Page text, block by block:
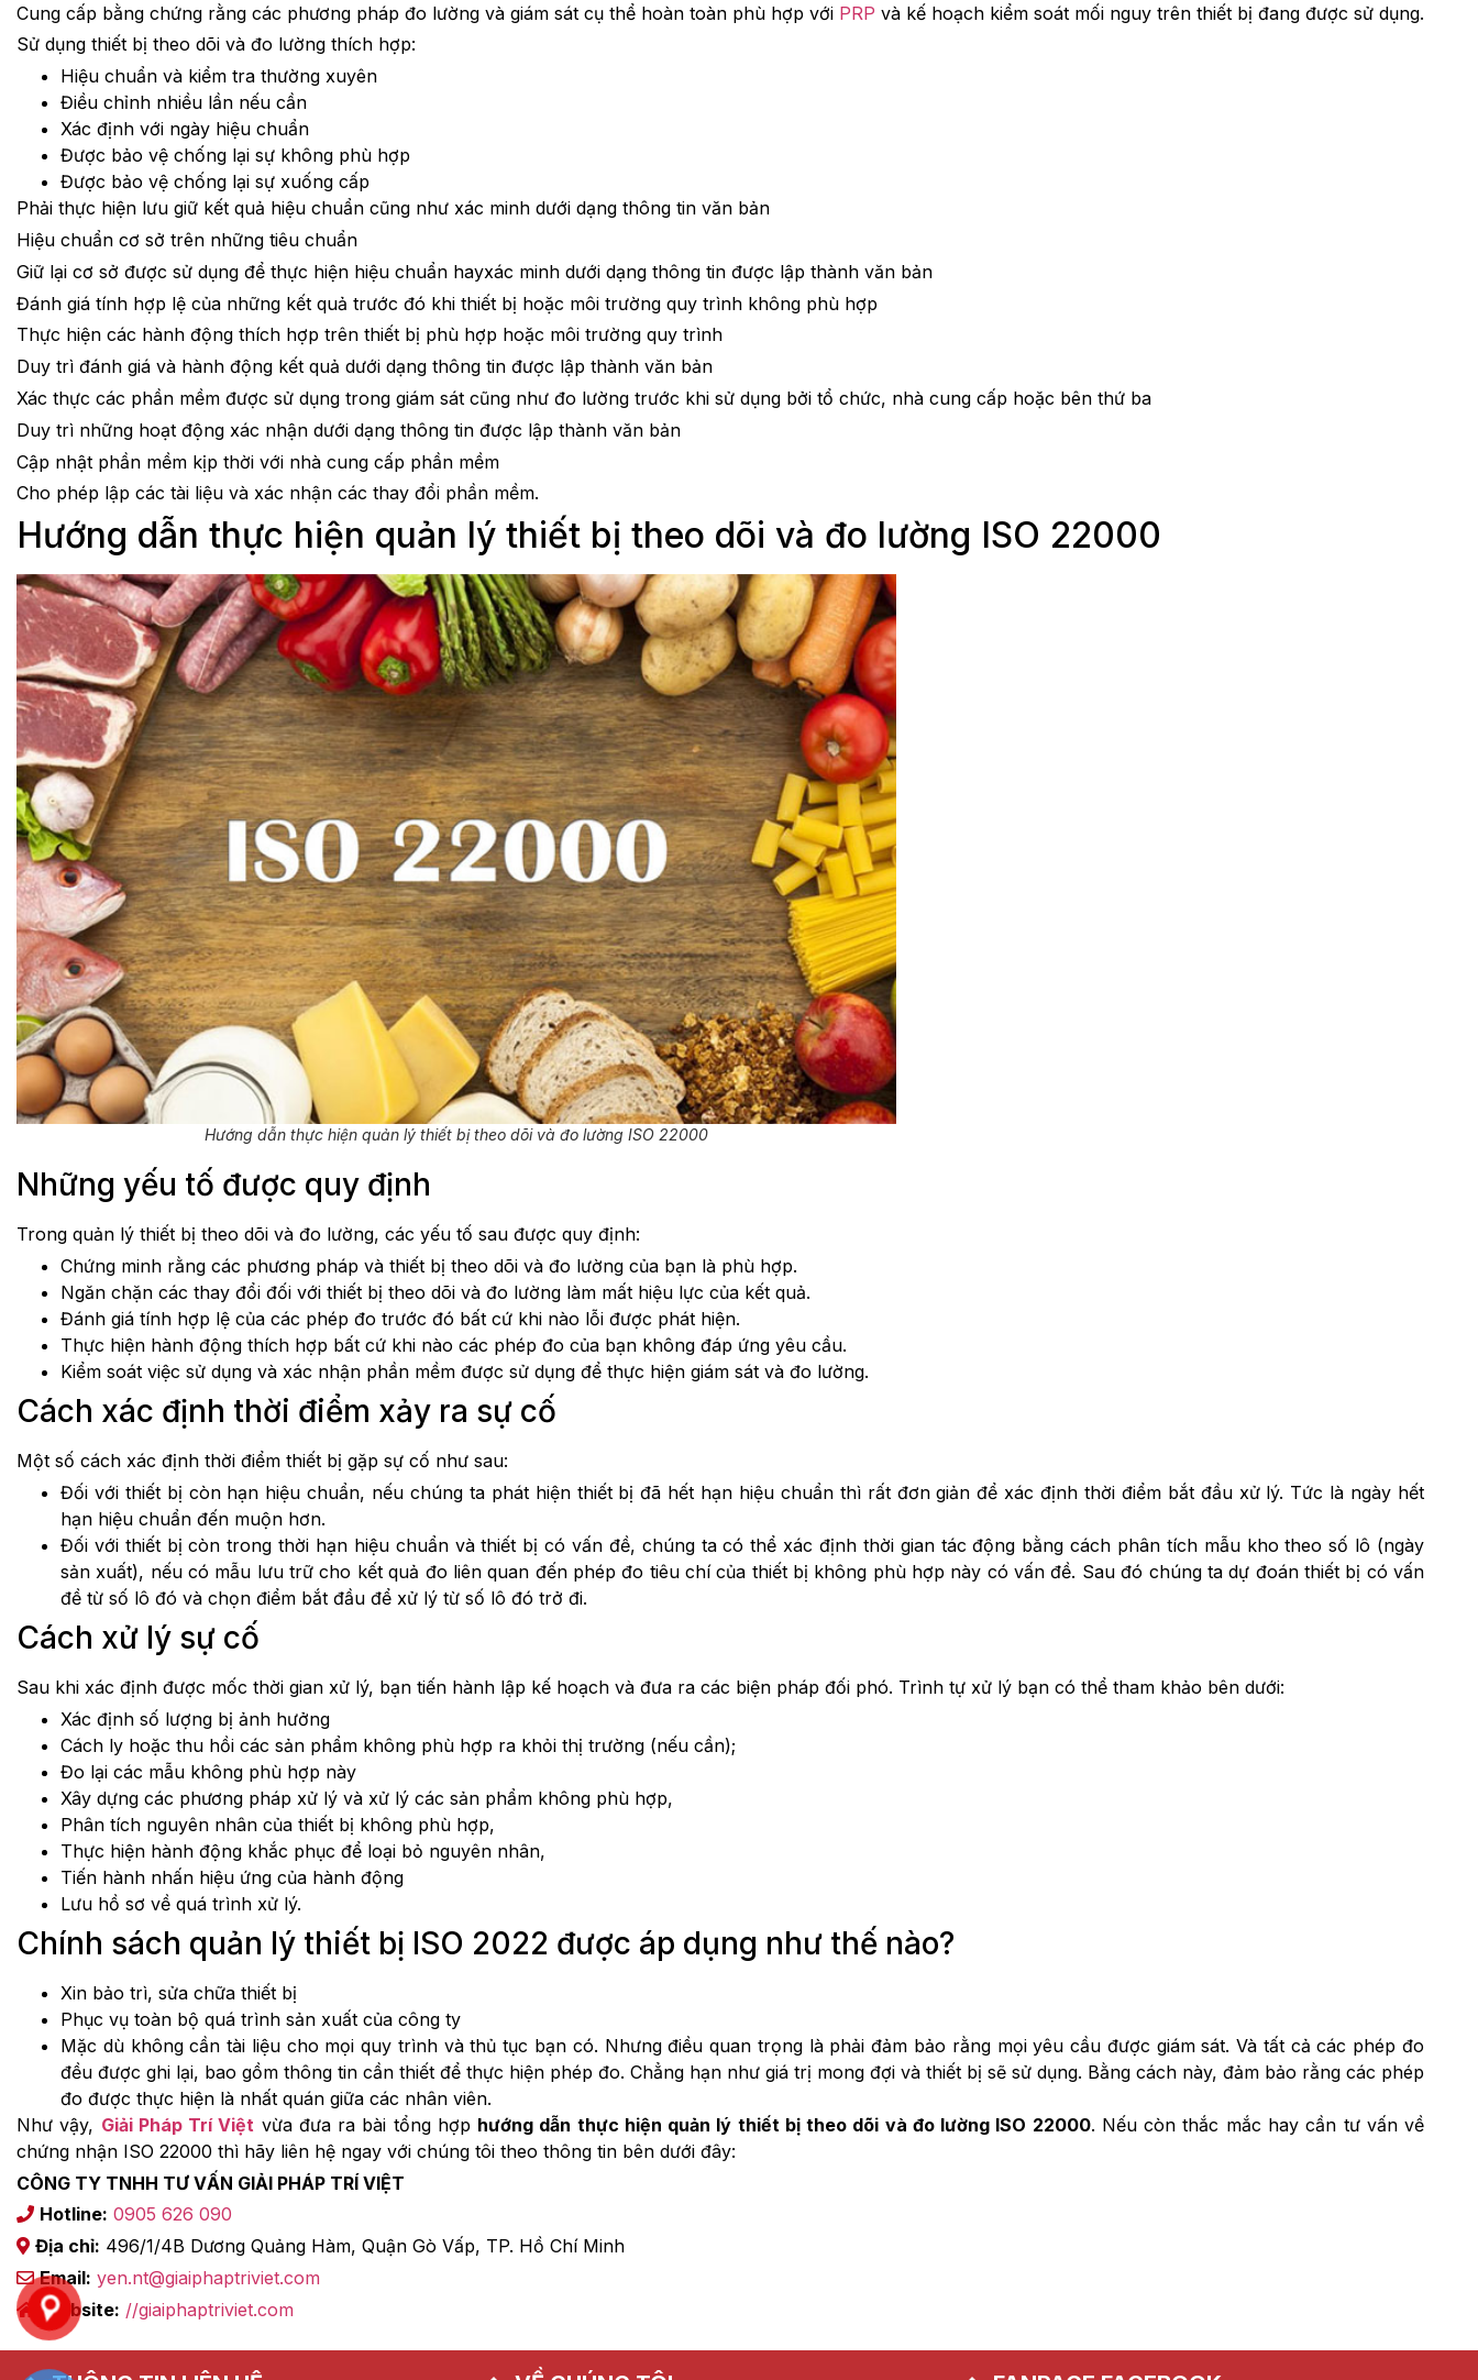
Cung cấp bằng chứng rằng các phương pháp đo lường và giám sát cụ thể hoàn toàn phù hợp với PRP và kế hoạch kiểm soát mối nguy trên thiết bị đang được sử dụng.
Sử dụng thiết bị theo dõi và đo lường thích hợp:
Hiệu chuẩn và kiểm tra thường xuyên
Điều chỉnh nhiều lần nếu cần
Xác định với ngày hiệu chuẩn
Được bảo vệ chống lại sự không phù hợp
Được bảo vệ chống lại sự xuống cấp
Phải thực hiện lưu giữ kết quả hiệu chuẩn cũng như xác minh dưới dạng thông tin văn bản
Hiệu chuẩn cơ sở trên những tiêu chuẩn
Giữ lại cơ sở được sử dụng để thực hiện hiệu chuẩn hayxác minh dưới dạng thông tin được lập thành văn bản
Đánh giá tính hợp lệ của những kết quả trước đó khi thiết bị hoặc môi trường quy trình không phù hợp
Thực hiện các hành động thích hợp trên thiết bị phù hợp hoặc môi trường quy trình
Duy trì đánh giá và hành động kết quả dưới dạng thông tin được lập thành văn bản
Xác thực các phần mềm được sử dụng trong giám sát cũng như đo lường trước khi sử dụng bởi tổ chức, nhà cung cấp hoặc bên thứ ba
Duy trì những hoạt động xác nhận dưới dạng thông tin được lập thành văn bản
Cập nhật phần mềm kịp thời với nhà cung cấp phần mềm
Cho phép lập các tài liệu và xác nhận các thay đổi phần mềm.
Hướng dẫn thực hiện quản lý thiết bị theo dõi và đo lường ISO 22000
Hướng dẫn thực hiện quản lý thiết bị theo dõi và đo lường ISO 22000
Những yếu tố được quy định
Trong quản lý thiết bị theo dõi và đo lường, các yếu tố sau được quy định:
Chứng minh rằng các phương pháp và thiết bị theo dõi và đo lường của bạn là phù hợp.
Ngăn chặn các thay đổi đối với thiết bị theo dõi và đo lường làm mất hiệu lực của kết quả.
Đánh giá tính hợp lệ của các phép đo trước đó bất cứ khi nào lỗi được phát hiện.
Thực hiện hành động thích hợp bất cứ khi nào các phép đo của bạn không đáp ứng yêu cầu.
Kiểm soát việc sử dụng và xác nhận phần mềm được sử dụng để thực hiện giám sát và đo lường.
Cách xác định thời điểm xảy ra sự cố
Một số cách xác định thời điểm thiết bị gặp sự cố như sau:
Đối với thiết bị còn hạn hiệu chuẩn, nếu chúng ta phát hiện thiết bị đã hết hạn hiệu chuẩn thì rất đơn giản để xác định thời điểm bắt đầu xử lý. Tức là ngày hết
hạn hiệu chuẩn đến muộn hơn.
Đối với thiết bị còn trong thời hạn hiệu chuẩn và thiết bị có vấn đề, chúng ta có thể xác định thời gian tác động bằng cách phân tích mẫu kho theo số lô (ngày
sản xuất), nếu có mẫu lưu trữ cho kết quả đo liên quan đến phép đo tiêu chí của thiết bị không phù hợp này có vấn đề. Sau đó chúng ta dự đoán thiết bị có vấn
đề từ số lô đó và chọn điểm bắt đầu để xử lý từ số lô đó trở đi.
Cách xử lý sự cố
Sau khi xác định được mốc thời gian xử lý, bạn tiến hành lập kế hoạch và đưa ra các biện pháp đối phó. Trình tự xử lý bạn có thể tham khảo bên dưới:
Xác định số lượng bị ảnh hưởng
Cách ly hoặc thu hồi các sản phẩm không phù hợp ra khỏi thị trường (nếu cần);
Đo lại các mẫu không phù hợp này
Xây dựng các phương pháp xử lý và xử lý các sản phẩm không phù hợp,
Phân tích nguyên nhân của thiết bị không phù hợp,
Thực hiện hành động khắc phục để loại bỏ nguyên nhân,
Tiến hành nhấn hiệu ứng của hành động
Lưu hồ sơ về quá trình xử lý.
Chính sách quản lý thiết bị ISO 2022 được áp dụng như thế nào?
Xin bảo trì, sửa chữa thiết bị
Phục vụ toàn bộ quá trình sản xuất của công ty
Mặc dù không cần tài liệu cho mọi quy trình và thủ tục bạn có. Nhưng điều quan trọng là phải đảm bảo rằng mọi yêu cầu được giám sát. Và tất cả các phép đo
đều được ghi lại, bao gồm thông tin cần thiết để thực hiện phép đo. Chẳng hạn như giá trị mong đợi và thiết bị sẽ sử dụng. Bằng cách này, đảm bảo rằng các phép
đo được thực hiện là nhất quán giữa các nhân viên.
Như vậy, Giải Pháp Trí Việt vừa đưa ra bài tổng hợp hướng dẫn thực hiện quản lý thiết bị theo dõi và đo lường ISO 22000. Nếu còn thắc mắc hay cần tư vấn về
chứng nhận ISO 22000 thì hãy liên hệ ngay với chúng tôi theo thông tin bên dưới đây:
CÔNG TY TNHH TƯ VẤN GIẢI PHÁP TRÍ VIỆT
Hotline: 0905 626 090
Địa chỉ: 496/1/4B Dương Quảng Hàm, Quận Gò Vấp, TP. Hồ Chí Minh
Email: yen.nt@giaiphaptriviet.com
Website: //giaiphaptriviet.com